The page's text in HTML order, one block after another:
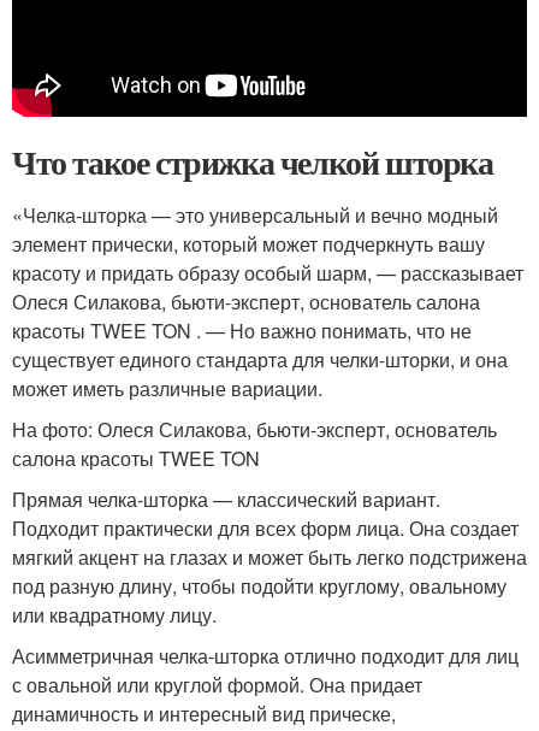
Что такое стрижка челкой шторка
«Челка-шторка — это универсальный и вечно модный
элемент прически, который может подчеркнуть вашу
красоту и придать образу особый шарм, — рассказывает
Олеся Силакова, бьюти-эксперт, основатель салона
красоты TWEE TON . — Но важно понимать, что не
существует единого стандарта для челки-шторки, и она
может иметь различные вариации.
На фото: Олеся Силакова, бьюти-эксперт, основатель
салона красоты TWEE TON
Прямая челка-шторка — классический вариант.
Подходит практически для всех форм лица. Она создает
мягкий акцент на глазах и может быть легко подстрижена
под разную длину, чтобы подойти круглому, овальному
или квадратному лицу.
Асимметричная челка-шторка отлично подходит для лиц
с овальной или круглой формой. Она придает
динамичность и интересный вид прическе,